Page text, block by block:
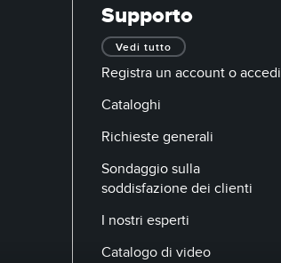
Supporto
Vedi tutto
Registra un account o accedi
Cataloghi
Richieste generali
Sondaggio sulla
soddisfazione dei clienti
I nostri esperti
Catalogo di video